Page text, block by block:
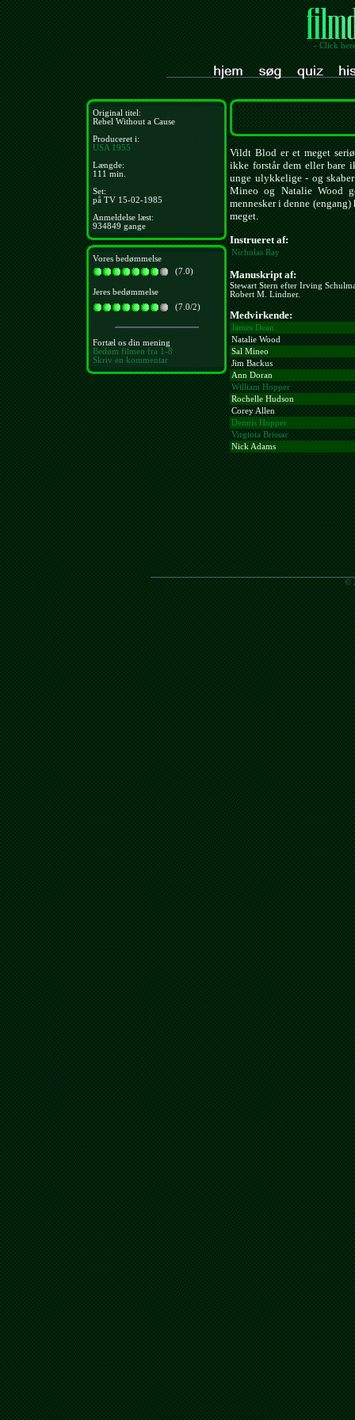
- Click
Original titel:
Rebel Without a Cause
Produceret i:
USA 1955
Længde:
111 min.
Set:
på TV 15-02-1985
Anmeldelse læst:
934849 gange
Vores bedømmelse
(7.0)
Jeres bedømmelse
(7.0/2)
Fortæl os din mening
Bedøm filmen fra 1-8
Skriv en kommentar
Vildt Blod er et meget
ikke forstår dem eller bare
unge ulykkelige - og
Mineo og Natalie Wood
mennesker i denne
meget.
Instrueret af:
Nicholas Ray
Manuskript af:
Stewart Stern efter Irving
Robert M. Lindner.
Medvirkende:
James Dean
Natalie Wood
Sal Mineo
Jim Backus
Ann Doran
William Hopper
Rochelle Hudson
Corey Allen
Dennis Hopper
Virginia Brissac
Nick Adams
©